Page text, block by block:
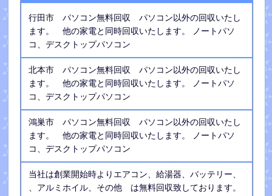
行田市 パソコン無料回収 パソコン以外の回収いたし
ます。 他の家電と同時回収いたします。 ノートパソ
コ、デスクトップパソコン
北本市 パソコン無料回収 パソコン以外の回収いたし
ます。 他の家電と同時回収いたします。 ノートパソ
コ、デスクトップパソコン
鴻巣市 パソコン無料回収 パソコン以外の回収いたし
ます。 他の家電と同時回収いたします。 ノートパソ
コ、デスクトップパソコン
当社は創業開始時よりエアコン、給湯器、バッテリー、
、アルミホイル、その他 は無料回収致しております。